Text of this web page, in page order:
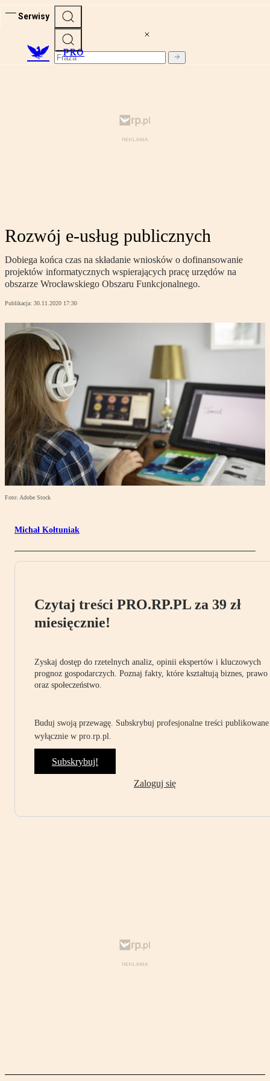
Serwisy
PRO
Rozwój e-usług publicznych
Dobiega końca czas na składanie wniosków o dofinansowanie
projektów informatycznych wspierających pracę urzędów na
obszarze Wrocławskiego Obszaru Funkcjonalnego.
Publikacja: 30.11.2020 17:30
Foto: Adobe Stock
Michał Kołtuniak
Czytaj treści PRO.RP.PL za 39 zł
miesięcznie!
Zyskaj dostęp do rzetelnych analiz, opinii ekspertów i kluczowych
prognoz gospodarczych. Poznaj fakty, które kształtują biznes, prawo
oraz społeczeństwo.
Buduj swoją przewagę. Subskrybuj profesjonalne treści publikowane
wyłącznie w pro.rp.pl.
Subskrybuj!
Zaloguj się